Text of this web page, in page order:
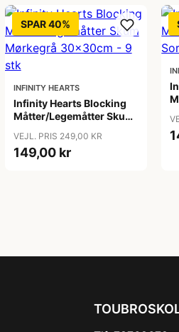
SPAR 40%
INFINITY HEARTS
Infinity Hearts Blocking
Måtter/Legemåtter Skum
stk
VEJL. PRIS 249,00 KR
149,00 kr